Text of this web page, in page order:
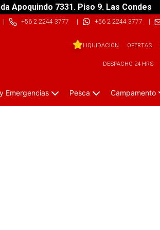
Apoquindo 7331. Piso 9. Las Condes
+56 2 2244 3777 | +56 2 2244 3777 |
LIQUIDACIÓN OFERTAS
DESPACHO 24 HRS
Emergencias Pesca Campamento